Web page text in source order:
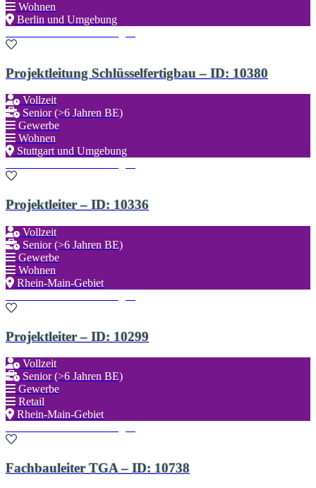
Wohnen
Berlin und Umgebung
Projektleitung Schlüsselfertigbau – ID: 10380
Vollzeit
Senior (>6 Jahren BE)
Gewerbe
Wohnen
Stuttgart und Umgebung
Projektleiter – ID: 10336
Vollzeit
Senior (>6 Jahren BE)
Gewerbe
Wohnen
Rhein-Main-Gebiet
Projektleiter – ID: 10299
Vollzeit
Senior (>6 Jahren BE)
Gewerbe
Retail
Rhein-Main-Gebiet
Fachbauleiter TGA – ID: 10738